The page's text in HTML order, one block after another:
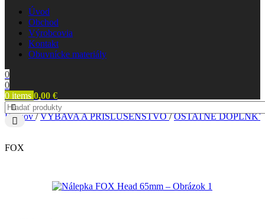
Úvod
Obchod
Výrobcovia
Kontakt
Obuvnícke materiály
0
0
0 items 0,00 €
Domov/ VÝBAVA A PRÍSLUŠENSTVO/ OSTATNÉ
FOX